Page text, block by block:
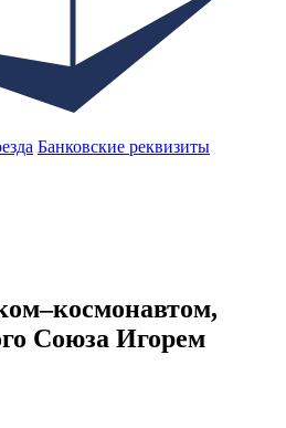
Банковские реквизиты
Союза Игорем